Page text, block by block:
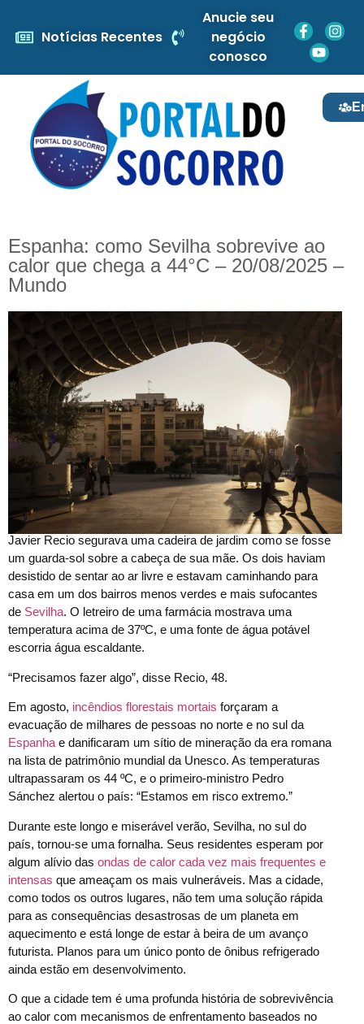
Notícias Recentes
Anucie seu
negócio
conosco
Espanha: como Sevilha sobrevive ao
calor que chega a 44°C – 20/08/2025 –
Mundo
Javier Recio segurava uma cadeira de jardim como se fosse
um guarda-sol sobre a cabeça de sua mãe. Os dois haviam
desistido de sentar ao ar livre e estavam caminhando para
casa em um dos bairros menos verdes e mais sufocantes
de Sevilha. O letreiro de uma farmácia mostrava uma
temperatura acima de 37ºC, e uma fonte de água potável
escorria água escaldante.
“Precisamos fazer algo”, disse Recio, 48.
Em agosto, incêndios florestais mortais forçaram a
evacuação de milhares de pessoas no norte e no sul da
Espanha e danificaram um sítio de mineração da era romana
na lista de patrimônio mundial da Unesco. As temperaturas
ultrapassaram os 44 ºC, e o primeiro-ministro Pedro
Sánchez alertou o país: “Estamos em risco extremo.”
Durante este longo e miserável verão, Sevilha, no sul do
país, tornou-se uma fornalha. Seus residentes esperam por
algum alívio das ondas de calor cada vez mais frequentes e
intensas que ameaçam os mais vulneráveis. Mas a cidade,
como todos os outros lugares, não tem uma solução rápida
para as consequências desastrosas de um planeta em
aquecimento e está longe de estar à beira de um avanço
futurista. Planos para um único ponto de ônibus refrigerado
ainda estão em desenvolvimento.
O que a cidade tem é uma profunda história de sobrevivência
ao calor com mecanismos de enfrentamento baseados no